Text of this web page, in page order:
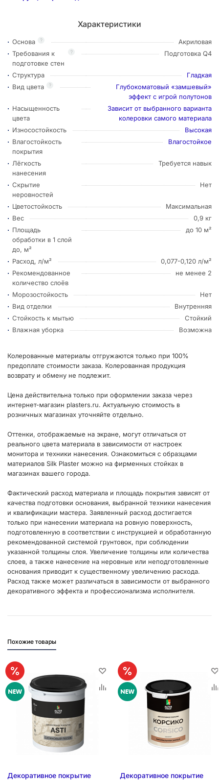
Характеристики
?
Основа Акриловая
?
Требования к
подготовке стен
Подготовка Q4
Структура Гладкая
?
Вид цвета
Глубокоматовый «замшевый»
эффект с игрой полутонов
Насыщенность
цвета
Зависит от выбранного варианта
колеровки самого материала
Износостойкость
Высокая
Влагостойкость
покрытия
Влагостойкое
Лёгкость
нанесения
Требуется навык
Скрытие
неровностей
Нет
Цветостойкость
Максимальная
Вес
0,9 кг
Площадь
обработки в 1 слой
до, м²
до 10 м²
Расход, л/м²
0,077-0,120 л/м²
Рекомендованное
количество слоёв
не менее 2
Морозостойкость
Нет
Вид отделки
Внутренняя
Стойкость к мытью
Стойкий
Влажная уборка
Возможна
Колерованные материалы отгружаются только при 100%
предоплате стоимости заказа. Колерованная продукция
возврату и обмену не подлежит.
Цена действительна только при оформлении заказа через
интернет-магазин plasters.ru. Актуальную стоимость в
розничных магазинах уточняйте отдельно.
Оттенки, отображаемые на экране, могут отличаться от
реального цвета материала в зависимости от настроек
монитора и техники нанесения. Ознакомиться с образцами
материалов Silk Plaster можно на фирменных стойках в
магазинах вашего города.
Фактический расход материала и площадь покрытия зависят от
качества подготовки основания, выбранной техники нанесения
и квалификации мастера. Заявленный расход достигается
только при нанесении материала на ровную поверхность,
подготовленную в соответствии с инструкцией и обработанную
рекомендованной системой грунтовок, при соблюдении
указанной толщины слоя. Увеличение толщины или количества
слоев, а также нанесение на неровные или неподготовленные
основания приводит к существенному увеличению расхода.
Расход также может различаться в зависимости от выбранного
декоративного эффекта и профессионализма исполнителя.
Похожие товары
Декоративное покрытие
Декоративное покрытие